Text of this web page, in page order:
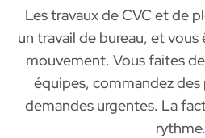
Les travaux de CVC et de
un travail de bureau, et
mouvement. Vous faites
équipes, commandez des
demandes urgentes. La
rythme.